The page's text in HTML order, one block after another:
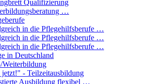
Qualifizierung
…
in die Pflegehilfsberufe …
in die Pflegehilfsberufe …
in die Pflegehilfsberufe …
in Deutschland
Weiterbildung
- Teilzeitausbildung
Ausbildung flexibel …